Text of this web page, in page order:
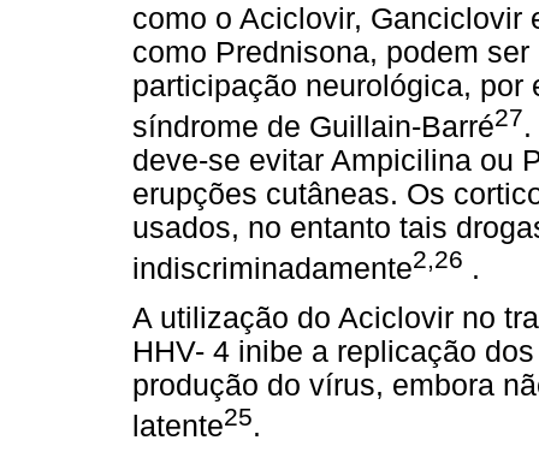
como o Aciclovir, Ganciclovir
como Prednisona, podem
participação neurológica,
síndrome de Guillain-Barré27
deve-se evitar Ampicilina ou
erupções cutâneas. Os
usados, no entanto tais
indiscriminadamente2,26 .
A utilização do Aciclovir no
HHV- 4 inibe a replicação
produção do vírus, embora
latente25.